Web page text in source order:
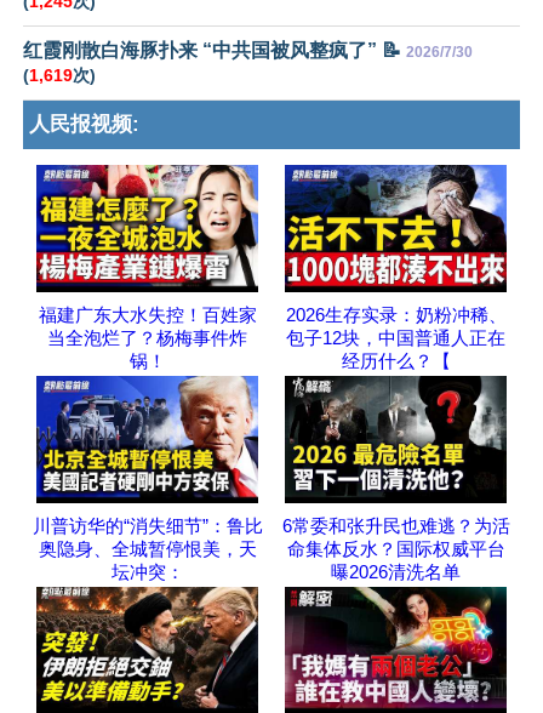
红霞刚散白海豚扑来 “中共国被风整疯了” 📝 2026/7/30
(1,619次)
人民报视频:
福建广东大水失控！百姓家
当全泡烂了？杨梅事件炸
锅！
2026生存实录：奶粉冲稀、
包子12块，中国普通人正在
经历什么？【
川普访华的“消失细节”：鲁比
奥隐身、全城暂停恨美，天
坛冲突：
6常委和张升民也难逃？为活
命集体反水？国际权威平台
曝2026清洗名单